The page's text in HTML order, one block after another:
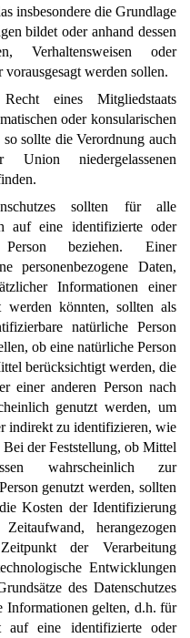
insbesondere die Grundlage
bildet oder anhand dessen
Verhaltensweisen oder
werden sollen.
eines Mitgliedstaats
oder konsularischen
sollte die Verordnung auch
niedergelassenen
sollten für alle
auf eine identifizierte oder
beziehen. Einer
personenbezogene Daten,
Informationen einer
werden könnten, sollten als
natürliche Person
ob eine natürliche Person
berücksichtigt werden, die
einer anderen Person nach
genutzt werden, um
indirekt zu identifizieren, wie
der Feststellung, ob Mittel
wahrscheinlich zur
genutzt werden, sollten
Kosten der Identifizierung
herangezogen
der Verarbeitung
Entwicklungen
des Datenschutzes
Informationen gelten, d.h. für
auf eine identifizierte oder